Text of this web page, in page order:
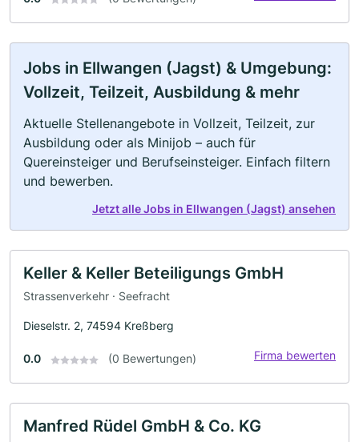
Jobs in Ellwangen (Jagst) & Umgebung:
Vollzeit, Teilzeit, Ausbildung & mehr
Aktuelle Stellenangebote in Vollzeit, Teilzeit, zur
Ausbildung oder als Minijob – auch für
Quereinsteiger und Berufseinsteiger. Einfach filtern
und bewerben.
Jetzt alle Jobs in Ellwangen (Jagst) ansehen
Keller & Keller Beteiligungs GmbH
Strassenverkehr · Seefracht
Dieselstr. 2, 74594 Kreßberg
0.0 (0 Bewertungen) Firma bewerten
Manfred Rüdel GmbH & Co. KG